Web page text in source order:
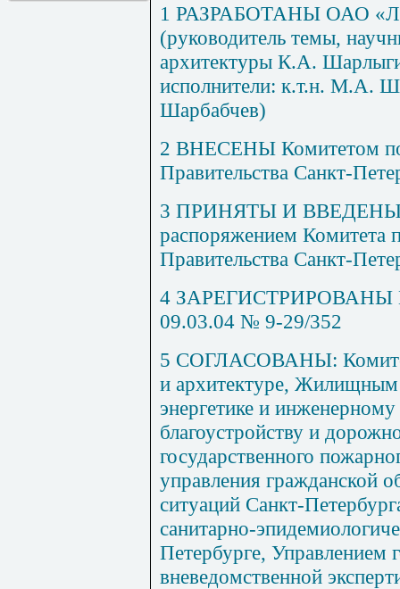
1 РАЗРАБОТАНЫ ОАО «
(руководитель темы,
архитектуры К.А. Шарл
исполнители: к.т.н. М.А.
Шарбабчев)
2 ВНЕСЕНЫ Комитетом по
Правительства Санкт-
3 ПРИНЯТЫ И
распоряжением Комитета
Правительства Санкт-
4 ЗАРЕГИСТРИРОВАНЫ
09.03.04 № 9-29/352
5 СОГЛАСОВАНЫ:
и архитектуре,
энергетике и
благоустройству и
государственного
управления гражданской
ситуаций Санкт-
санитарно-
Петербурге, Управлением
вневедомственной